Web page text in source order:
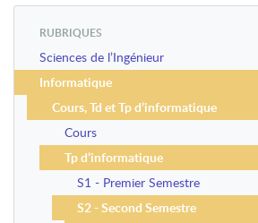
RUBRIQUES
Sciences de l’Ingénieur
Informatique
Cours, Td et Tp d’informatique
Cours
Tp d’informatique
S1 - Premier Semestre
S2 - Second Semestre